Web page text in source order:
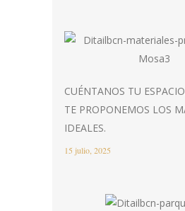
CUÉNTANOS TU
TE PROPONEMOS LOS
IDEALES.
15 julio, 2025